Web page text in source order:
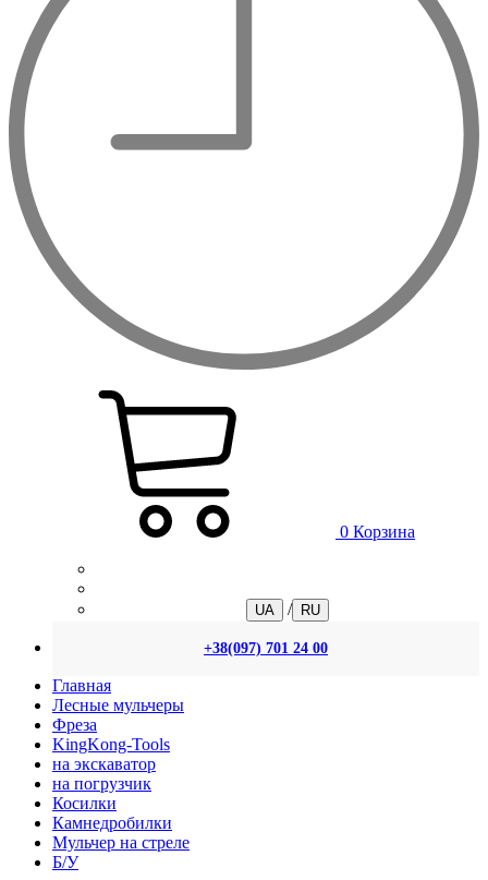
0 Корзина
UA / RU
+38(097) 701 24 00
Главная
Лесные мульчеры
Фреза
KingKong-Tools
на экскаватор
на погрузчик
Косилки
Камнедробилки
Мульчер на стреле
Б/У